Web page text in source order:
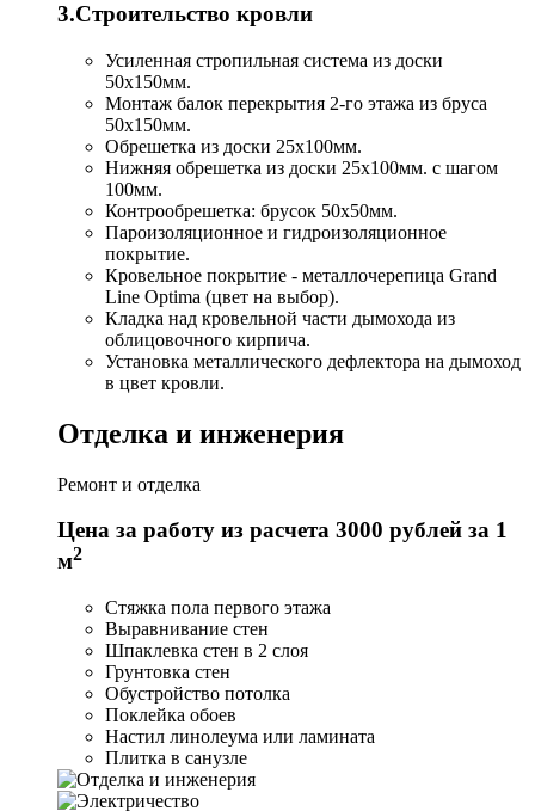
3.Строительство кровли
Усиленная стропильная система из доски
50х150мм.
Монтаж балок перекрытия 2-го этажа из бруса
50х150мм.
Обрешетка из доски 25х100мм.
Нижняя обрешетка из доски 25х100мм. с шагом
100мм.
Контрообрешетка: брусок 50х50мм.
Пароизоляционное и гидроизоляционное
покрытие.
Кровельное покрытие - металлочерепица Grand
Line Optima (цвет на выбор).
Кладка над кровельной части дымохода из
облицовочного кирпича.
Установка металлического дефлектора на дымоход
в цвет кровли.
Отделка и инженерия
Ремонт и отделка
Цена за работу из расчета 3000 рублей за 1
м2
Стяжка пола первого этажа
Выравнивание стен
Шпаклевка стен в 2 слоя
Грунтовка стен
Обустройство потолка
Поклейка обоев
Настил линолеума или ламината
Плитка в санузле